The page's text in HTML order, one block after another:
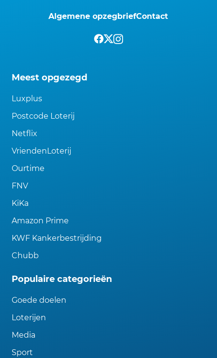
Algemene opzegbriefContact
Meest opgezegd
Luxplus
Postcode Loterij
Netflix
VriendenLoterij
Ourtime
FNV
KiKa
Amazon Prime
KWF Kankerbestrijding
Chubb
Populaire categorieën
Goede doelen
Loterijen
Media
Sport